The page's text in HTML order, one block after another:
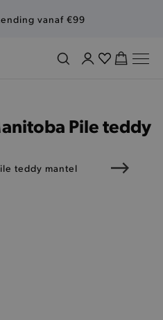
vanaf €99
Pile teddy